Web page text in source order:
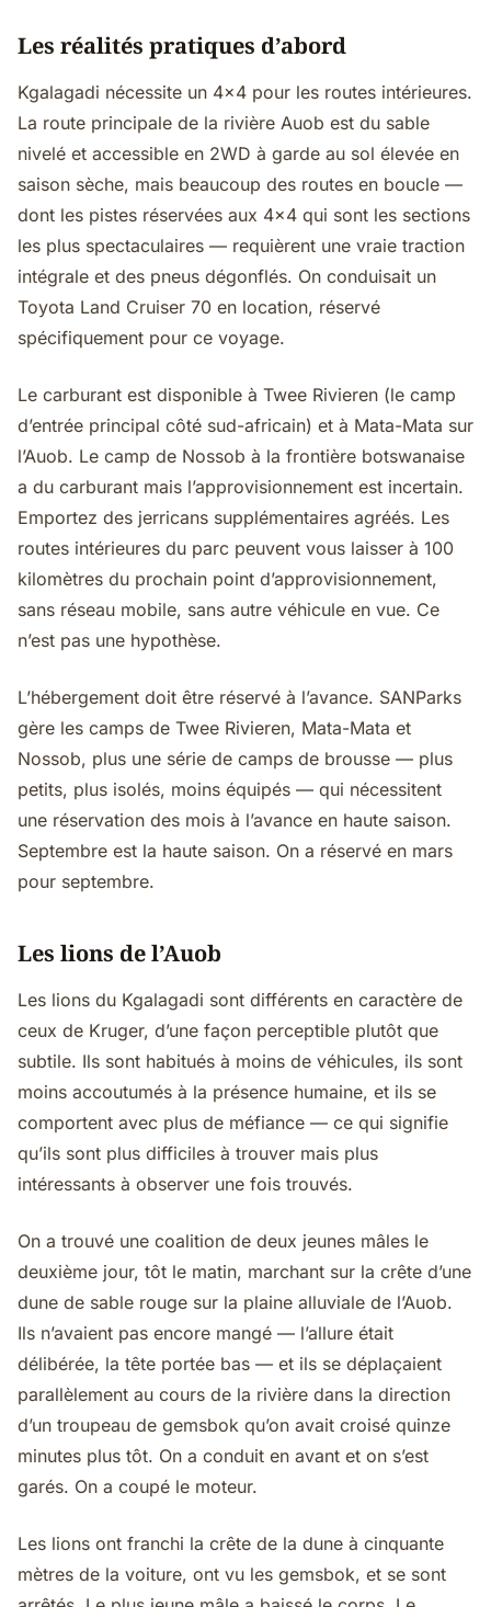
Les réalités pratiques d’abord
Kgalagadi nécessite un 4×4 pour les routes intérieures.
La route principale de la rivière Auob est du sable
nivelé et accessible en 2WD à garde au sol élevée en
saison sèche, mais beaucoup des routes en boucle —
dont les pistes réservées aux 4×4 qui sont les sections
les plus spectaculaires — requièrent une vraie traction
intégrale et des pneus dégonflés. On conduisait un
Toyota Land Cruiser 70 en location, réservé
spécifiquement pour ce voyage.
Le carburant est disponible à Twee Rivieren (le camp
d’entrée principal côté sud-africain) et à Mata-Mata sur
l’Auob. Le camp de Nossob à la frontière botswanaise
a du carburant mais l’approvisionnement est incertain.
Emportez des jerricans supplémentaires agréés. Les
routes intérieures du parc peuvent vous laisser à 100
kilomètres du prochain point d’approvisionnement,
sans réseau mobile, sans autre véhicule en vue. Ce
n’est pas une hypothèse.
L’hébergement doit être réservé à l’avance. SANParks
gère les camps de Twee Rivieren, Mata-Mata et
Nossob, plus une série de camps de brousse — plus
petits, plus isolés, moins équipés — qui nécessitent
une réservation des mois à l’avance en haute saison.
Septembre est la haute saison. On a réservé en mars
pour septembre.
Les lions de l’Auob
Les lions du Kgalagadi sont différents en caractère de
ceux de Kruger, d’une façon perceptible plutôt que
subtile. Ils sont habitués à moins de véhicules, ils sont
moins accoutumés à la présence humaine, et ils se
comportent avec plus de méfiance — ce qui signifie
qu’ils sont plus difficiles à trouver mais plus
intéressants à observer une fois trouvés.
On a trouvé une coalition de deux jeunes mâles le
deuxième jour, tôt le matin, marchant sur la crête d’une
dune de sable rouge sur la plaine alluviale de l’Auob.
Ils n’avaient pas encore mangé — l’allure était
délibérée, la tête portée bas — et ils se déplaçaient
parallèlement au cours de la rivière dans la direction
d’un troupeau de gemsbok qu’on avait croisé quinze
minutes plus tôt. On a conduit en avant et on s’est
garés. On a coupé le moteur.
Les lions ont franchi la crête de la dune à cinquante
mètres de la voiture, ont vu les gemsbok, et se sont